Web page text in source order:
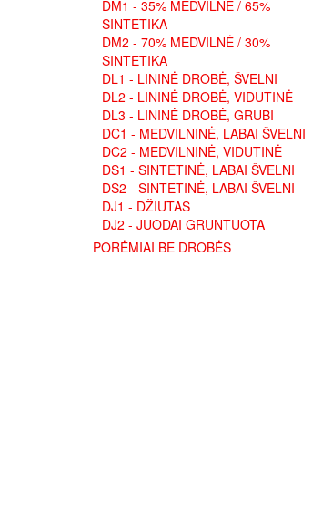
DM1 - 35% MEDVILNĖ / 65%
SINTETIKA
DM2 - 70% MEDVILNĖ / 30%
SINTETIKA
DL1 - LININĖ DROBĖ, ŠVELNI
DL2 - LININĖ DROBĖ, VIDUTINĖ
DL3 - LININĖ DROBĖ, GRUBI
DC1 - MEDVILNINĖ, LABAI ŠVELNI
DC2 - MEDVILNINĖ, VIDUTINĖ
DS1 - SINTETINĖ, LABAI ŠVELNI
DS2 - SINTETINĖ, LABAI ŠVELNI
DJ1 - DŽIUTAS
DJ2 - JUODAI GRUNTUOTA
PORĖMIAI BE DROBĖS